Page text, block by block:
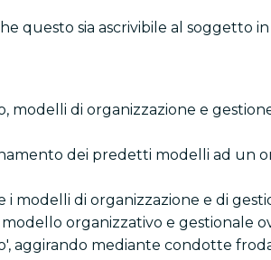
questo sia ascrivibile al soggetto in
di organizzazione e
dei predetti modelli ad un
di organizzazione e di
organizzativo e gestionale
aggirando mediante condotte